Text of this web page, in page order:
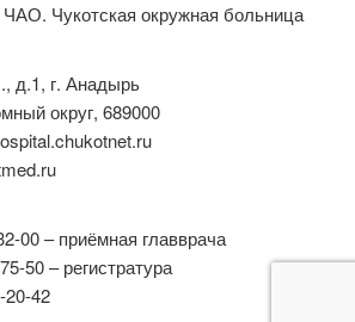
ЧАО. Чукотская окружная больница
д.1, г. Анадырь
округ, 689000
00 – приёмная главврача
50 – регистратура
20-42